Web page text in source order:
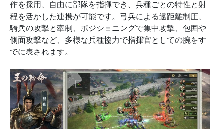
作を採用、自由に部隊を指揮でき、兵種ごとの特性と射
程を活かした連携が可能です。弓兵による遠距離制圧、
騎兵の攻撃と牽制、ポジショニングで集中攻撃、包囲や
側面攻撃など、多様な兵種協力で指揮官としての腕をす
でに表されます。